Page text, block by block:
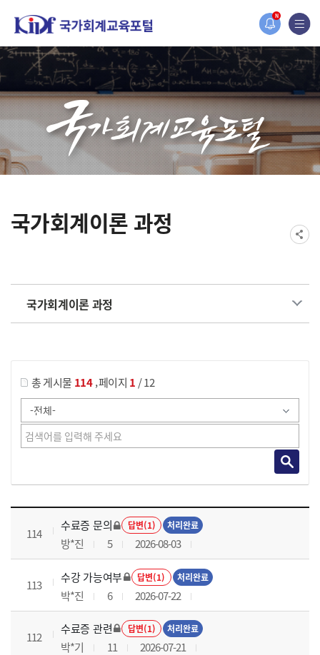
N
홈페이지가 새롭게 개편되었습니다.
한국조세재정연구원홈페이지가 새롭게 개설되었습니다.
국가회계이론 과정
국가회계이론 과정
총 게시물 114,페이지 1 / 12
국가회계이론 과정 목록 으로 번호, 제목, 작성자, 조회수, 등록 일로 나열 되고 있습니다.
114
수료증 문의 답변(1) 처리완료
방*진 5 2026-08-03
113
수강 가능여부 답변(1) 처리완료
박*진 6 2026-07-22
112
수료증 관련 답변(1) 처리완료
박*기 11 2026-07-21